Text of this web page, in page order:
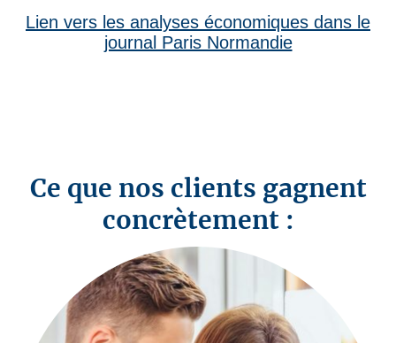
Lien vers les analyses économiques dans le
journal Paris Normandie
Ce que nos clients gagnent
concrètement :